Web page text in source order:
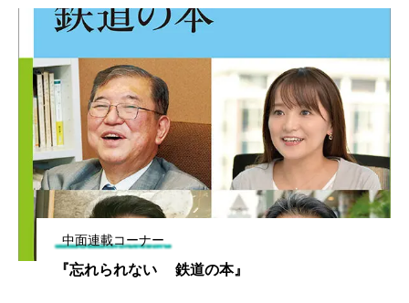
中面連載コーナー
『忘れられない 鉄道の本』